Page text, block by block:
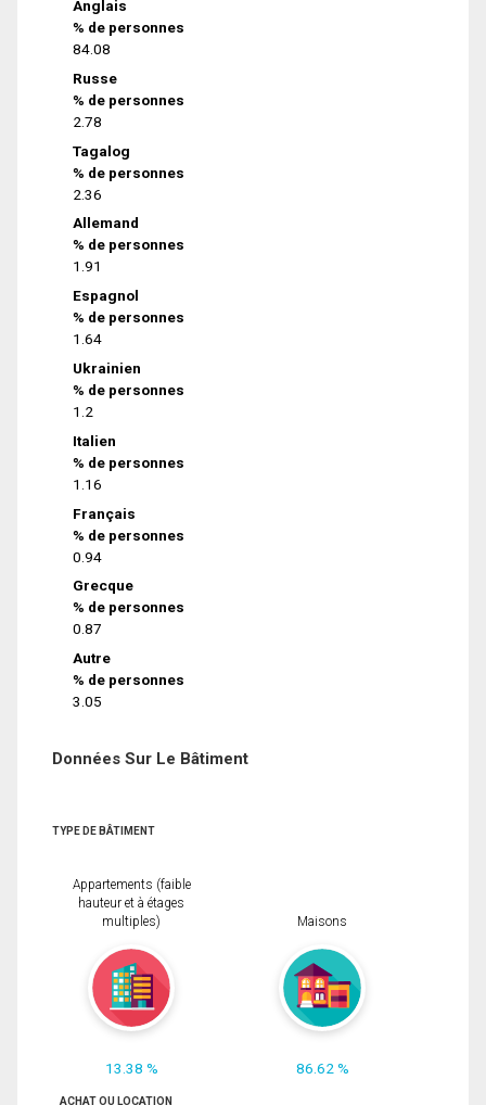
Anglais
% de personnes
84.08
Russe
% de personnes
2.78
Tagalog
% de personnes
2.36
Allemand
% de personnes
1.91
Espagnol
% de personnes
1.64
Ukrainien
% de personnes
1.2
Italien
% de personnes
1.16
Français
% de personnes
0.94
Grecque
% de personnes
0.87
Autre
% de personnes
3.05
Données Sur Le Bâtiment
TYPE DE BÂTIMENT
Appartements (faible
hauteur et à étages
multiples)
13.38 %
Maisons
86.62 %
ACHAT OU LOCATION